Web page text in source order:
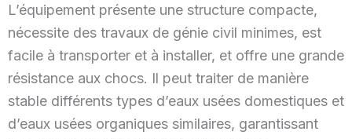
L’équipement présente une structure compacte,
nécessite des travaux de génie civil minimes, est
facile à transporter et à installer, et offre une grande
résistance aux chocs. Il peut traiter de manière
stable différents types d’eaux usées domestiques et
d’eaux usées organiques similaires, garantissant